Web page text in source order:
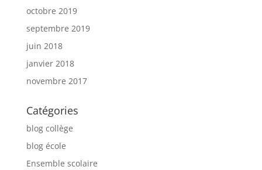
octobre 2019
septembre 2019
juin 2018
janvier 2018
novembre 2017
Catégories
blog collège
blog école
Ensemble scolaire